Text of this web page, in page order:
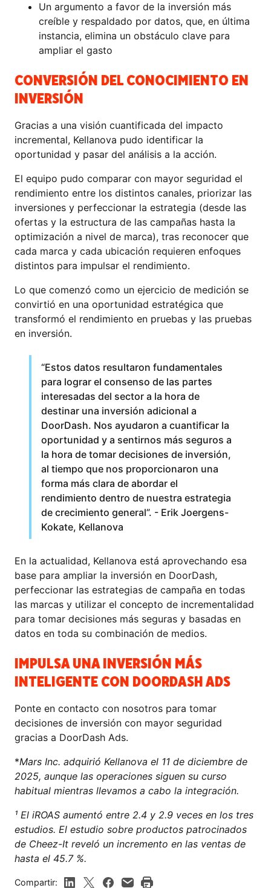
Un argumento a favor de la inversión más
creíble y respaldado por datos, que, en última
instancia, elimina un obstáculo clave para
ampliar el gasto
CONVERSIÓN DEL CONOCIMIENTO EN
INVERSIÓN
Gracias a una visión cuantificada del impacto
incremental, Kellanova pudo identificar la
oportunidad y pasar del análisis a la acción.
El equipo pudo comparar con mayor seguridad el
rendimiento entre los distintos canales, priorizar las
inversiones y perfeccionar la estrategia (desde las
ofertas y la estructura de las campañas hasta la
optimización a nivel de marca), tras reconocer que
cada marca y cada ubicación requieren enfoques
distintos para impulsar el rendimiento.
Lo que comenzó como un ejercicio de medición se
convirtió en una oportunidad estratégica que
transformó el rendimiento en pruebas y las pruebas
en inversión.
“Estos datos resultaron fundamentales
para lograr el consenso de las partes
interesadas del sector a la hora de
destinar una inversión adicional a
DoorDash. Nos ayudaron a cuantificar la
oportunidad y a sentirnos más seguros a
la hora de tomar decisiones de inversión,
al tiempo que nos proporcionaron una
forma más clara de abordar el
rendimiento dentro de nuestra estrategia
de crecimiento general”. - Erik Joergens-
Kokate, Kellanova
En la actualidad, Kellanova está aprovechando esa
base para ampliar la inversión en DoorDash,
perfeccionar las estrategias de campaña en todas
las marcas y utilizar el concepto de incrementalidad
para tomar decisiones más seguras y basadas en
datos en toda su combinación de medios.
IMPULSA UNA INVERSIÓN MÁS
INTELIGENTE CON DOORDASH ADS
Ponte en contacto con nosotros para tomar
decisiones de inversión con mayor seguridad
gracias a DoorDash Ads.
*Mars Inc. adquirió Kellanova el 11 de diciembre de
2025, aunque las operaciones siguen su curso
habitual mientras llevamos a cabo la integración.
¹ El iROAS aumentó entre 2.4 y 2.9 veces en los tres
estudios. El estudio sobre productos patrocinados
de Cheez-It reveló un incremento en las ventas de
hasta el 45.7 %.
Compartir: